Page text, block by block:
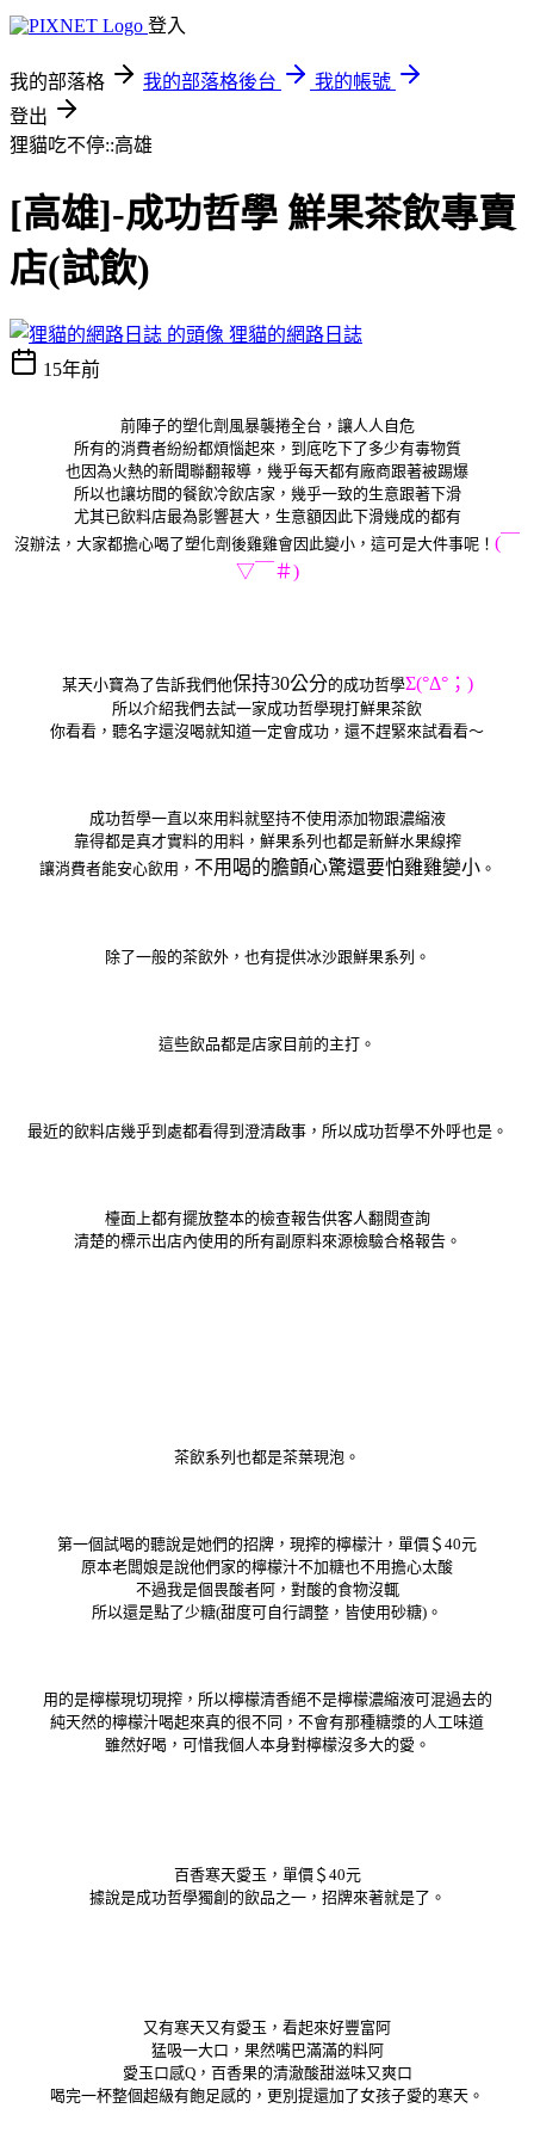
登入
我的部落格 我的部落格後台
我的帳號
登出
狸貓吃不停::高雄
[高雄]-成功哲學 鮮果茶飲專賣
店(試飲)
狸貓的網路日誌
15年前
前陣子的塑化劑風暴襲捲全台，讓人人自危
所有的消費者紛紛都煩惱起來，到底吃下了多少有毒物質
也因為火熱的新聞聯翻報導，幾乎每天都有廠商跟著被踢爆
所以也讓坊間的餐飲冷飲店家，幾乎一致的生意跟著下滑
尤其已飲料店最為影響甚大，生意額因此下滑幾成的都有
沒辦法，大家都擔心喝了塑化劑後雞雞會因此變小，這可是大件事呢！ (￣
▽￣＃)
某天小寶為了告訴我們他保持30公分的成功哲學Σ(°Δ°；)
所以介紹我們去試一家成功哲學現打鮮果茶飲
你看看，聽名字還沒喝就知道一定會成功，還不趕緊來試看看～
成功哲學一直以來用料就堅持不使用添加物跟濃縮液
靠得都是真才實料的用料，鮮果系列也都是新鮮水果線搾
讓消費者能安心飲用， 不用喝的膽顫心驚還要怕雞雞變小。
除了一般的茶飲外，也有提供冰沙跟鮮果系列。
這些飲品都是店家目前的主打。
最近的飲料店幾乎到處都看得到澄清啟事，所以成功哲學不外呼也是。
檯面上都有擺放整本的檢查報告供客人翻閱查詢
清楚的標示出店內使用的所有副原料來源檢驗合格報告。
茶飲系列也都是茶葉現泡。
第一個試喝的聽說是她們的招牌，現搾的檸檬汁，單價＄40元
原本老闆娘是說他們家的檸檬汁不加糖也不用擔心太酸
不過我是個畏酸者阿，對酸的食物沒輒
所以還是點了少糖(甜度可自行調整，皆使用砂糖)。
用的是檸檬現切現搾，所以檸檬清香絕不是檸檬濃縮液可混過去的
純天然的檸檬汁喝起來真的很不同，不會有那種糖漿的人工味道
雖然好喝，可惜我個人本身對檸檬沒多大的愛。
百香寒天愛玉，單價＄40元
據說是成功哲學獨創的飲品之一，招牌來著就是了。
又有寒天又有愛玉，看起來好豐富阿
猛吸一大口，果然嘴巴滿滿的料阿
愛玉口感Q，百香果的清澈酸甜滋味又爽口
喝完一杯整個超級有飽足感的，更別提還加了女孩子愛的寒天。